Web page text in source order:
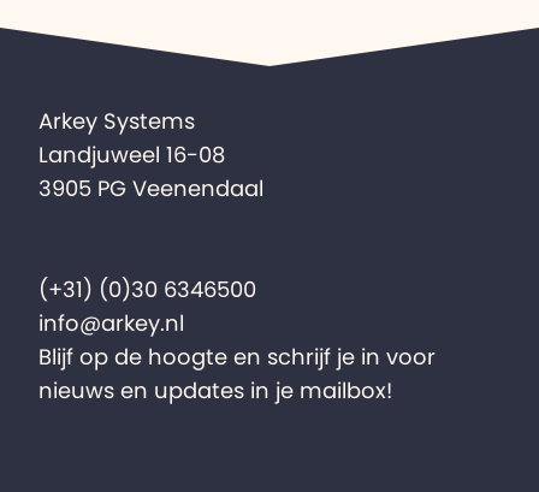
Arkey Systems
Landjuweel 16-08
3905 PG Veenendaal
(+31) (0)30 6346500
info@arkey.nl
Blijf op de hoogte en schrijf je in voor
nieuws en updates in je mailbox!